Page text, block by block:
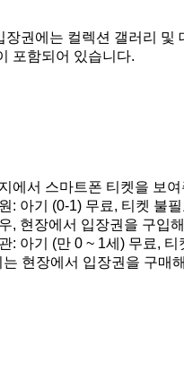
장권에는 컬렉션 갤러리 및
포함되어 있습니다.
에서 스마트폰 티켓을 보여
: 아기 (0-1) 무료, 티켓 불필
, 현장에서 입장권을 구입
: 아기 (만 0 ~ 1세) 무료, 티
현장에서 입장권을 구매